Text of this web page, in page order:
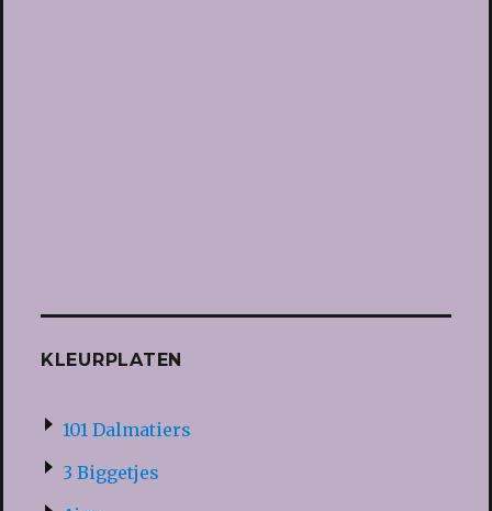
KLEURPLATEN
101 Dalmatiers
3 Biggetjes